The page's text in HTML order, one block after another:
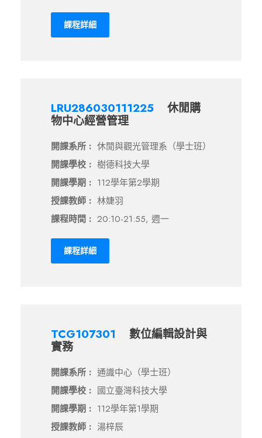
課程詳細
LRU286030111225
休閒購
物中心經營管理
開課系所 : 休閒與觀光管理系（學士班）
開課學校 : 樹德科技大學
開課學期 : 112學年第2學期
授課教師 : 林婕羽
課程時間 : 20:10-21:55, 週一
課程詳細
TCG107301
數位編輯設計與
實務
開課系所 : 通識中心（學士班）
開課學校 : 國立臺灣科技大學
開課學期 : 112學年第1學期
授課教師 : 湯梓辰